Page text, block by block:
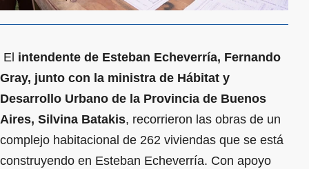
El intendente de Esteban Echeverría, Fernando
Gray, junto con la ministra de Hábitat y
Desarrollo Urbano de la Provincia de Buenos
Aires, Silvina Batakis, recorrieron las obras de un
complejo habitacional de 262 viviendas que se está
construyendo en Esteban Echeverría. Con apoyo